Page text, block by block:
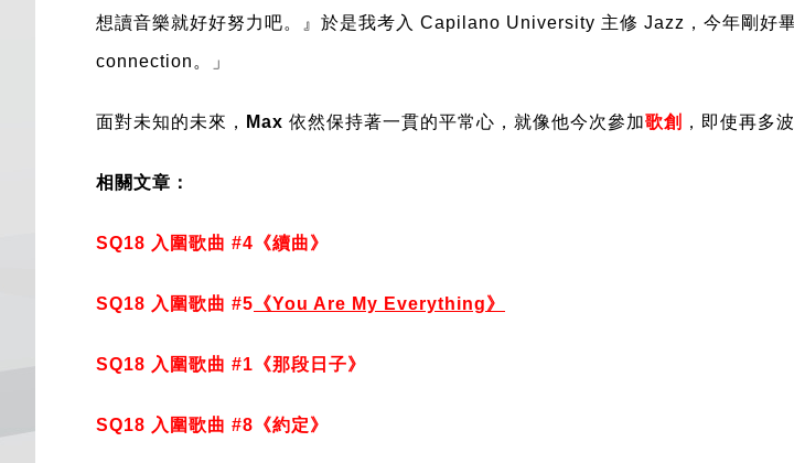
想讀音樂就好好努力吧。』於是我考入 Capilano University 主修 Jazz，今年剛好
connection。」
面對未知的未來， Max 依然保持著一貫的平常心，就像他今次參加歌創 ，即使再多
相關文章：
SQ18 入圍歌曲 #4《續曲》
SQ18 入圍歌曲 #5 《You Are My Everything》
SQ18 入圍歌曲 #1《那段日子》
SQ18 入圍歌曲 #8《約定》